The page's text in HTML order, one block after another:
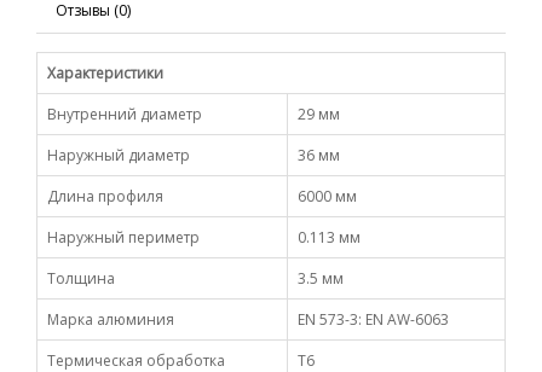
Отзывы (0)
Характеристики
Внутренний диаметр
29 мм
Наружный диаметр
36 мм
Длина профиля
6000 мм
Наружный периметр
0.113 мм
Толщина
3.5 мм
Марка алюминия
EN 573-3: EN AW-6063
Термическая обработка
Т6